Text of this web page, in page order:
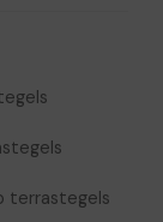
terrastegels